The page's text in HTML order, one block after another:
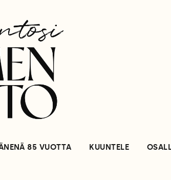
85 VUOTTA KUUNTELE